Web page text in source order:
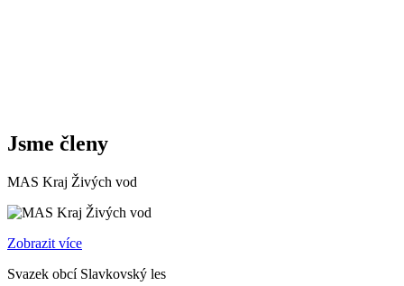
Jsme členy
MAS Kraj Živých vod
Zobrazit více
Svazek obcí Slavkovský les